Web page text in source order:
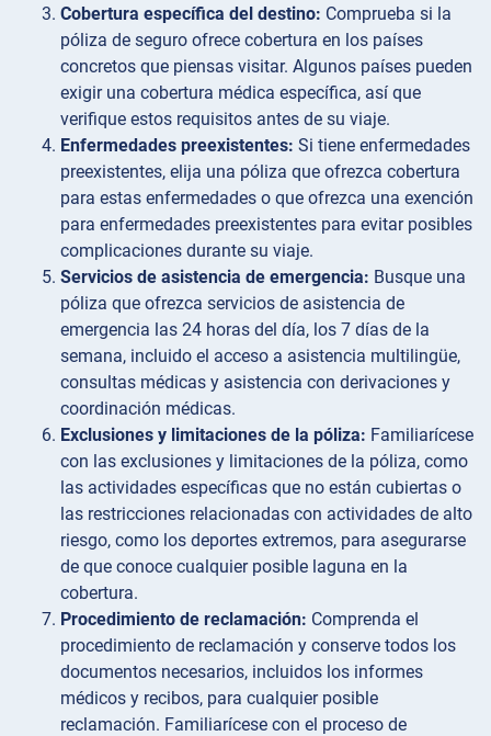
Cobertura específica del destino: Comprueba si la
póliza de seguro ofrece cobertura en los países
concretos que piensas visitar. Algunos países pueden
exigir una cobertura médica específica, así que
verifique estos requisitos antes de su viaje.
Enfermedades preexistentes: Si tiene enfermedades
preexistentes, elija una póliza que ofrezca cobertura
para estas enfermedades o que ofrezca una exención
para enfermedades preexistentes para evitar posibles
complicaciones durante su viaje.
Servicios de asistencia de emergencia: Busque una
póliza que ofrezca servicios de asistencia de
emergencia las 24 horas del día, los 7 días de la
semana, incluido el acceso a asistencia multilingüe,
consultas médicas y asistencia con derivaciones y
coordinación médicas.
Exclusiones y limitaciones de la póliza: Familiarícese
con las exclusiones y limitaciones de la póliza, como
las actividades específicas que no están cubiertas o
las restricciones relacionadas con actividades de alto
riesgo, como los deportes extremos, para asegurarse
de que conoce cualquier posible laguna en la
cobertura.
Procedimiento de reclamación: Comprenda el
procedimiento de reclamación y conserve todos los
documentos necesarios, incluidos los informes
médicos y recibos, para cualquier posible
reclamación. Familiarícese con el proceso de